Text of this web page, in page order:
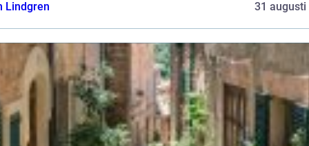
Lindgren
31 augusti